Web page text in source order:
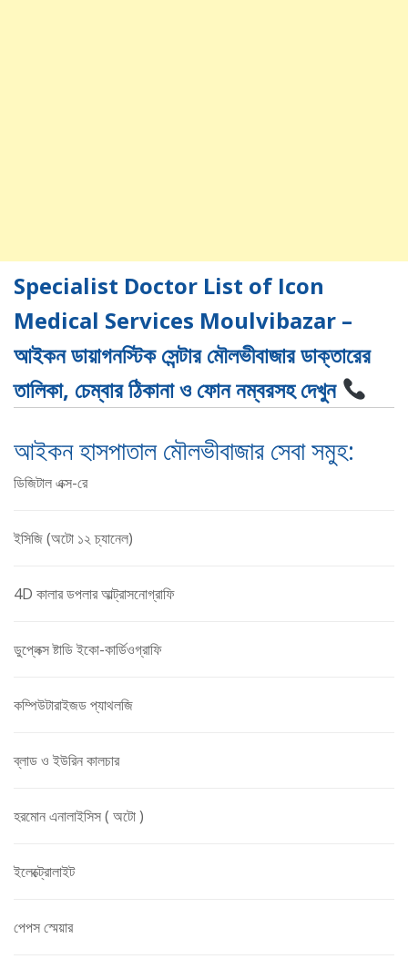
Specialist Doctor List of Icon
Medical Services Moulvibazar –
আইকন ডায়াগনস্টিক সেন্টার মৌলভীবাজার ডাক্তারের
তালিকা, চেম্বার ঠিকানা ও ফোন নম্বরসহ দেখুন
আইকন হাসপাতাল মৌলভীবাজার সেবা সমুহ:
ডিজিটাল এক্স-রে
ইসিজি (অটো ১২ চ্যানেল)
4D কালার ডপলার আল্ট্রাসনোগ্রাফি
ডুপ্লেক্স ষ্টাডি ইকো-কার্ডিওগ্রাফি
কম্পিউটারাইজড প্যাথলজি
ব্লাড ও ইউরিন কালচার
হরমোন এনালাইসিস ( অটো )
ইলেক্ট্রোলাইট
পেপস স্মেয়ার